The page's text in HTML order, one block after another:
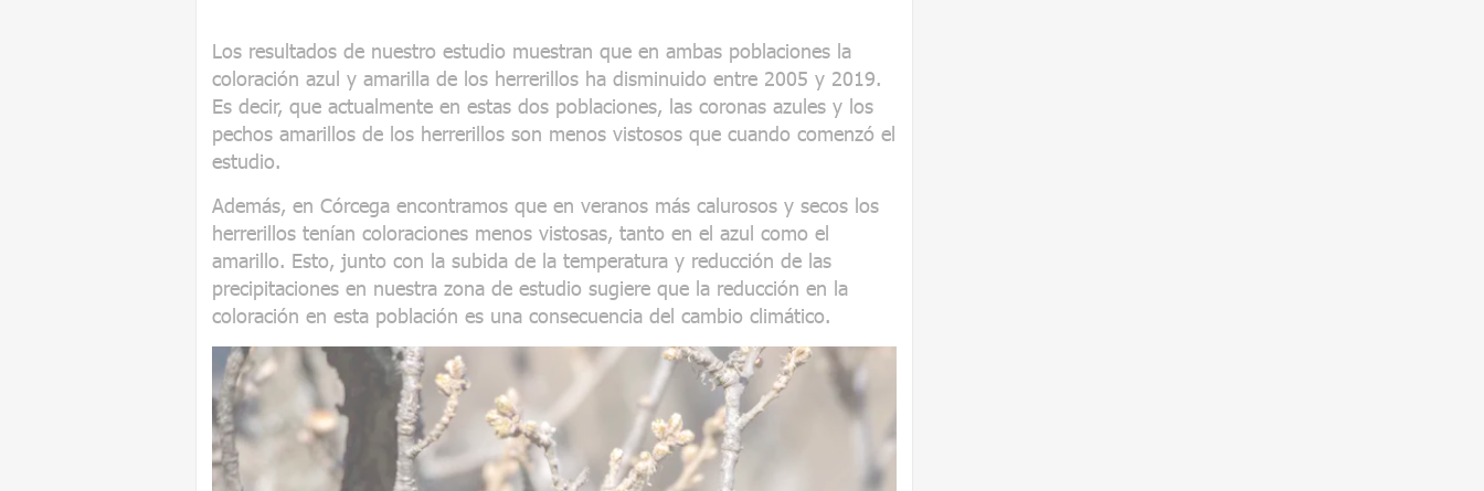
Los resultados de nuestro estudio muestran que en ambas poblaciones la
coloración azul y amarilla de los herrerillos ha disminuido entre 2005 y 2019.
Es decir, que actualmente en estas dos poblaciones, las coronas azules y los
pechos amarillos de los herrerillos son menos vistosos que cuando comenzó el
estudio.
Además, en Córcega encontramos que en veranos más calurosos y secos los
herrerillos tenían coloraciones menos vistosas, tanto en el azul como el
amarillo. Esto, junto con la subida de la temperatura y reducción de las
precipitaciones en nuestra zona de estudio sugiere que la reducción en la
coloración en esta población es una consecuencia del cambio climático.